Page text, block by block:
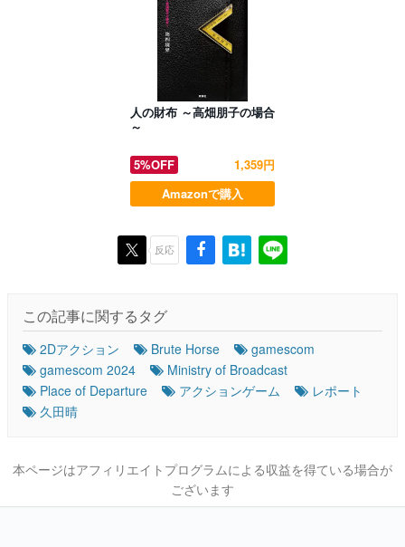
人の財布 ～高畑朋子の場合
～
5%OFF
1,359円
Amazonで購入
反応
この記事に関するタグ
2Dアクション Brute Horse
gamescom
gamescom 2024
Ministry of Broadcast
Place of Departure
アクションゲーム
レポート
久田晴
本ページはアフィリエイトプログラムによる収益を得ている場合が
ございます